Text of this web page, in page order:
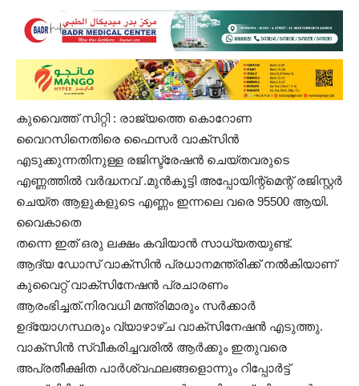
കുവൈത്ത് സിറ്റി : രാജ്യത്തെ കൊറോണ
വൈറസിനെതിരെ ഫൈസർ വാക്സിൻ
എടുക്കുന്നതിനുള്ള രജിസ്ട്രേഷൻ ചെയ്തവരുടെ
എണ്ണത്തിൽ വർദ്ധനവ് .മുൻകൂട്ടി അപ്പോയിന്റ്മെന്റ് രജിസ്റ്റർ
ചെയ്ത ആളുകളുടെ എണ്ണം ഇന്നലെ വരെ 95500 ആയി.
വൈകാതെ
തന്നെ ഇത് ഒരു ലക്ഷം കവിയാൻ സാധ്യതയുണ്ട്.
ആദ്യ ഡോസ് വാക്സിൻ പ്രധാനമന്ത്രിക്ക് നൽകിയാണ്
കുവൈറ്റ് വാക്സിനേഷൻ പ്രചാരണം
ആരംഭിച്ചത്.നിരവധി മന്ത്രിമാരും സർക്കാർ
ഉദ്യോഗസ്ഥരും വ്യാഴാഴ്ച വാക്സിനേഷൻ എടുത്തു.
വാക്സിൻ സ്വീകരിച്ചവരിൽ ആർക്കും ഇതുവരെ
അപ്രതീക്ഷിത പാർശ്വഫലങ്ങളൊന്നും റിപ്പോർട്ട്